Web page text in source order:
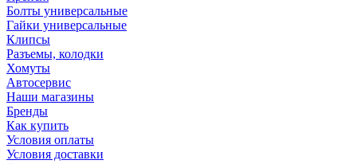
Болты универсальные
Гайки универсальные
Клипсы
Разъемы, колодки
Хомуты
Автосервис
Наши магазины
Бренды
Как купить
Условия оплаты
Условия доставки